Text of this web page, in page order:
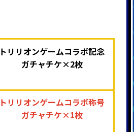
トリリオンゲームコラボ記念
ガチャチケ×2枚
トリリオンゲームコラボ称号
ガチャチケ×1枚